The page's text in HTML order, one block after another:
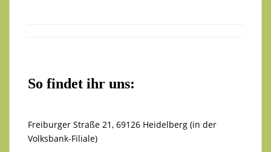
So findet ihr uns:
Freiburger Straße 21, 69126 Heidelberg (in der
Volksbank-Filiale)